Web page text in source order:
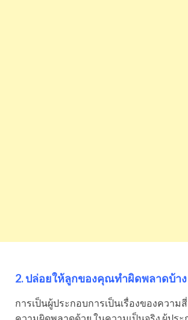
2. ปล่อยให้ลูกของคุณทำผิดพลาดบ้าง
การเป็นผู้ประกอบการเป็นเรื่องของความ